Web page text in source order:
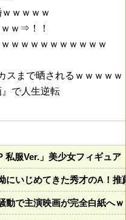
ｗｗｗｗ
ｗ⇒！！
ｗｗｗｗｗｗｗｗｗｗ
スまで晒されるｗｗｗｗｗ
』で人生逆転
私服Ver.」美少女フィギュア
にいじめてきた秀才のA！
動で主演映画が完全白紙へ